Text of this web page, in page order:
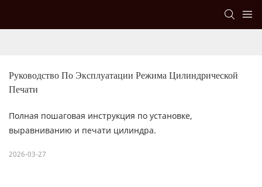
Руководство По Эксплуатации Режима Цилиндрической
Печати
Полная пошаговая инструкция по установке,
выравниванию и печати цилиндра.
2026-03-27